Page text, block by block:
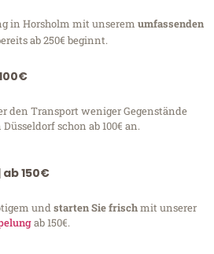
in Horsholm mit unserem umfassenden
ab 250€ beginnt.
den Transport weniger Gegenstände
schon ab 100€ an.
ab 150€
undstarten Sie frischmit unserer
ab 150€.